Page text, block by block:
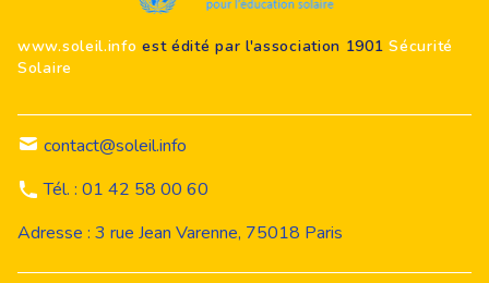
www.soleil.info est édité par l'association 1901Sécurité
Solaire
contact@soleil.info
Tél. : 01 42 58 00 60
Adresse : 3 rue Jean Varenne, 75018 Paris